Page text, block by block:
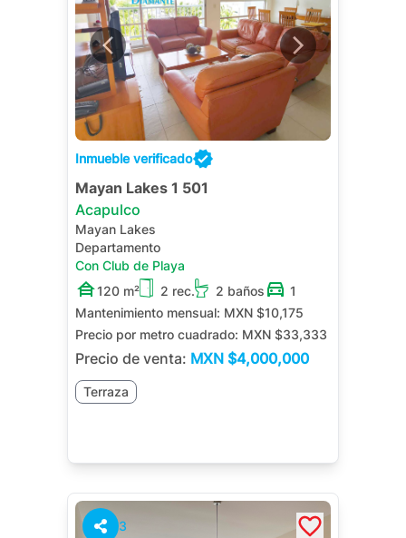
Inmueble verificado
Mayan Lakes 1 501
Acapulco
Mayan Lakes
Departamento
Con Club de Playa
120 m²
2 rec. 2 baños
1
Mantenimiento mensual: MXN $10,175
Precio por metro cuadrado: MXN $33,333
Precio de venta: MXN $4,000,000
Terraza
3